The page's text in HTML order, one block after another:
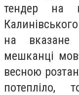
тендер на
на вказане
мешканці
весною